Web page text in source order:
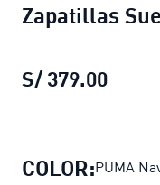
Zapatillas
S/ 379.00
COLOR:PUMA